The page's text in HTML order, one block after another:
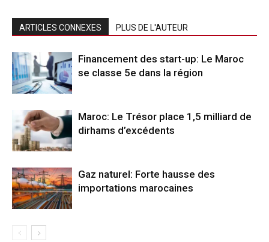
ARTICLES CONNEXES PLUS DE L'AUTEUR
Financement des start-up: Le Maroc
se classe 5e dans la région
Maroc: Le Trésor place 1,5 milliard de
dirhams d’excédents
Gaz naturel: Forte hausse des
importations marocaines